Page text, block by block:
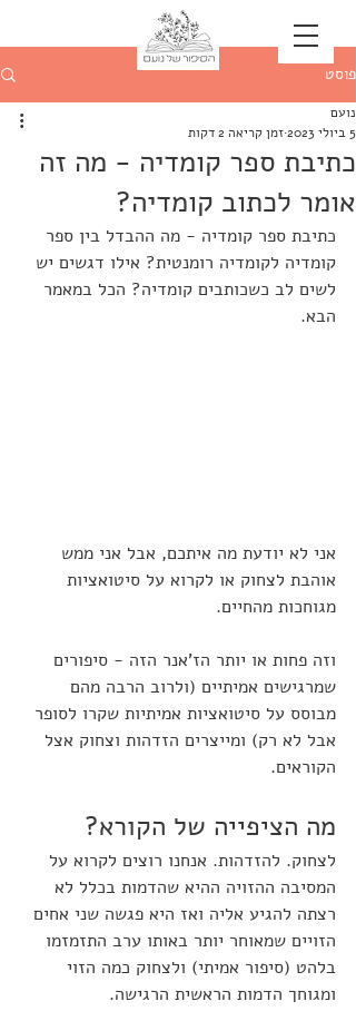
פוסט
כתיבת ספר קומדיה - מה זה
אומר לכתוב קומדיה?
נועם
5 ביולי 2023
זמן קריאה 2 דקות
כתיבת ספר קומדיה - מה ההבדל בין ספר
קומדיה לקומדיה רומנטית? אילו דגשים יש
לשים לב כשכותבים קומדיה? הכל במאמר
הבא.
אני לא יודעת מה איתכם, אבל אני ממש
אוהבת לצחוק או לקרוא על סיטואציות
מגוחכות מהחיים.
וזה פחות או יותר הז'אנר הזה - סיפורים
שמרגישים אמיתיים (ולרוב הרבה מהם
מבוסס על סיטואציות אמיתיות שקרו לסופר
אבל לא רק) ומייצרים הזדהות וצחוק אצל
הקוראים.
מה הציפייה של הקורא?
לצחוק. להזדהות. אנחנו רוצים לקרוא על
המסיבה ההזויה ההיא שהדמות בכלל לא
רצתה להגיע אליה ואז היא פגשה שני אחים
הזויים שמאוחר יותר באותו ערב התזמזמו
בלהט (סיפור אמיתי) ולצחוק כמה הזוי
ומגוחך הדמות הראשית הרגישה.